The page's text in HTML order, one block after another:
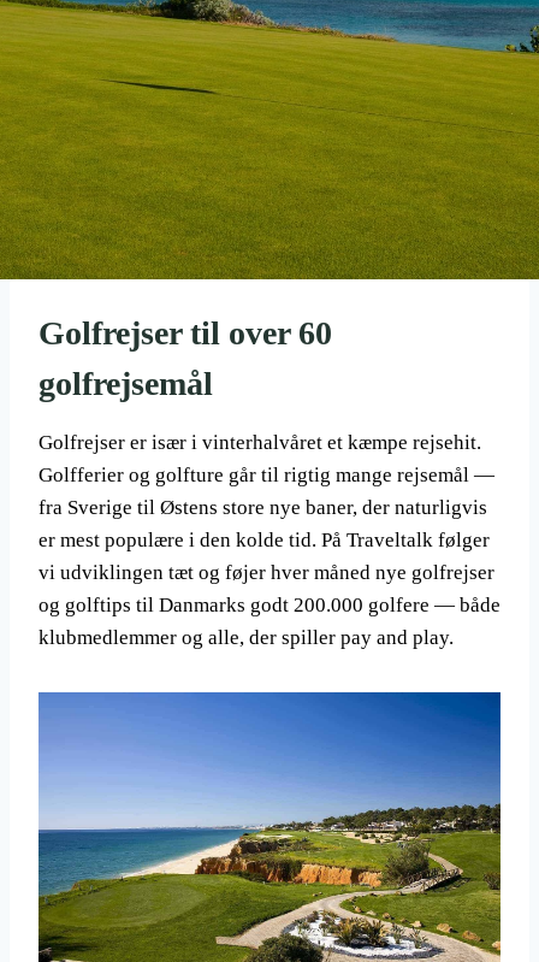
Golfrejser til over 60
golfrejsemål
Golfrejser er især i vinterhalvåret et kæmpe rejsehit.
Golfferier og golfture går til rigtig mange rejsemål —
fra Sverige til Østens store nye baner, der naturligvis
er mest populære i den kolde tid. På Traveltalk følger
vi udviklingen tæt og føjer hver måned nye golfrejser
og golftips til Danmarks godt 200.000 golfere — både
klubmedlemmer og alle, der spiller pay and play.